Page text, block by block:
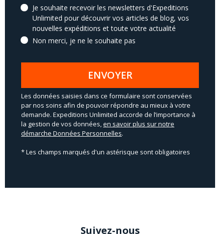
Je souhaite recevoir les newsletters d'Expeditions
Unlimited pour découvrir vos articles de blog, vos
nouvelles expéditions et toute votre actualité
Non merci, je ne le souhaite pas
ENVOYER
Les données saisies dans ce formulaire sont conservées
par nos soins afin de pouvoir répondre au mieux à votre
demande. Expeditions Unlimited accorde de l’importance à
la gestion de vos données, en savoir plus sur notre
démarche Données Personnelles.
* Les champs marqués d'un astérisque sont obligatoires
Suivez-nous